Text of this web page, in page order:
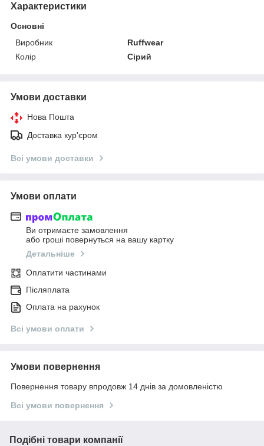
Характеристики
Основні
Виробник
Ruffwear
Колір
Сірий
Умови доставки
Нова Пошта
Доставка кур'єром
Всі умови доставки
Умови оплати
Ви отримаєте замовлення
або гроші повернуться на вашу картку
Детальніше
Оплатити частинами
Післяплата
Оплата на рахунок
Всі умови оплати
Умови повернення
Повернення товару впродовж 14 днів за домовленістю
Всі умови повернення
Подібні товари компанії